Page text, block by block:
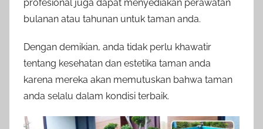
profesional juga dapat menyediakan perawatan
bulanan atau tahunan untuk taman anda.
Dengan demikian, anda tidak perlu khawatir
tentang kesehatan dan estetika taman anda
karena mereka akan memutuskan bahwa taman
anda selalu dalam kondisi terbaik.